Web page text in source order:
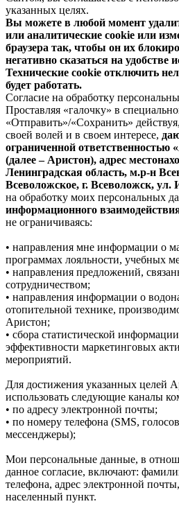
указанных целях.
Вы можете в любой момент
или аналитические cookie или
браузера так, чтобы он их
негативно сказаться на удобстве
Технические cookie отключить
будет работать.
Согласие на обработку
Проставляя «галочку» в
«Отправить»/«Сохранить»
своей волей и в своем интересе,
ограниченной ответственностью
(далее – Аристон), адрес
Ленинградская область, м.р-н
Всеволожское, г. Всеволожск, ул.
на обработку моих персональных
информационного
не ограничиваясь:
• направления мне информации о
программах лояльности, учебных
• направления предложений,
сотрудничеством;
• направления информации о
отопительной технике,
Аристон;
• сбора статистической
эффективности маркетинговых
мероприятий.
Для достижения указанных целей
использовать следующие каналы
• по адресу электронной почты;
• по номеру телефона (SMS,
мессенджеры);
Мои персональные данные, в
данное согласие, включают:
телефона, адрес электронной
населенный пункт.